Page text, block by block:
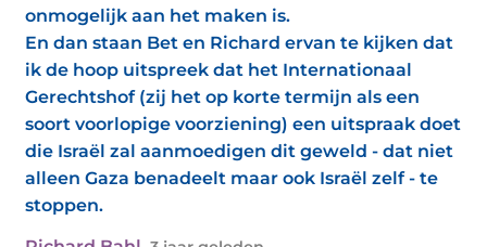
onmogelijk aan het maken is.
En dan staan Bet en Richard ervan te kijken dat
ik de hoop uitspreek dat het Internationaal
Gerechtshof (zij het op korte termijn als een
soort voorlopige voorziening) een uitspraak doet
die Israël zal aanmoedigen dit geweld - dat niet
alleen Gaza benadeelt maar ook Israël zelf - te
stoppen.